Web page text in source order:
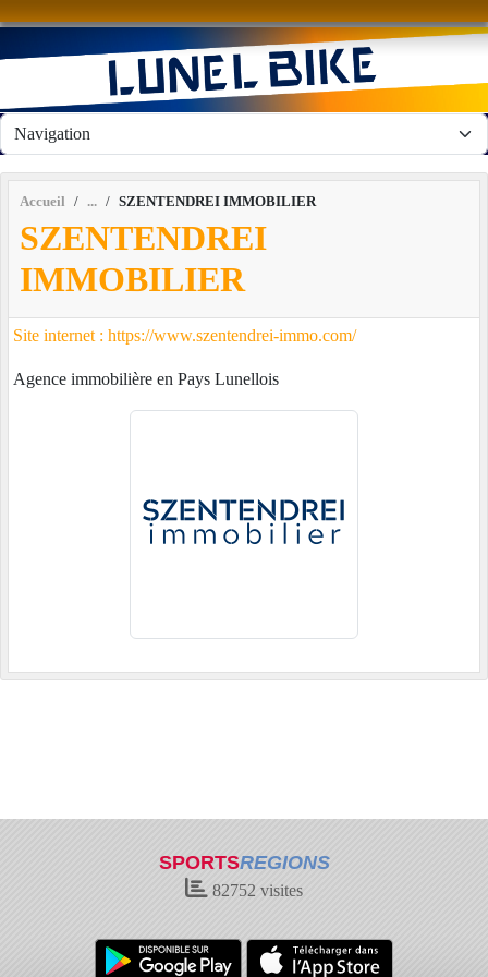
Accueil SZENTENDREI IMMOBILIER
SZENTENDREI
IMMOBILIER
Site internet : https://www.szentendrei-immo.com/
Agence immobilière en Pays Lunellois
SPORTSREGIONS
82752 visites